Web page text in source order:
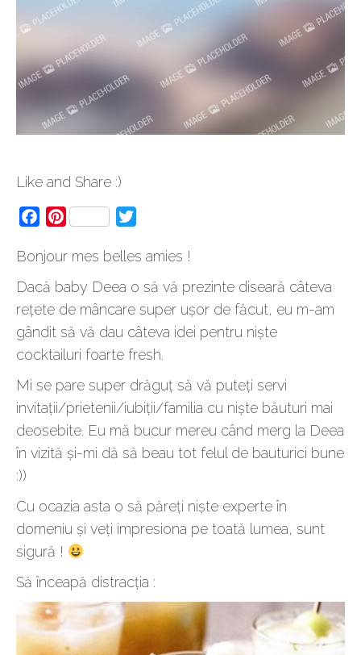
Like and Share :)
FacebookPinterest
Bonjour mes belles amies !
Dacă baby Deea o să vă prezinte diseară câteva
rețete de mâncare super ușor de făcut, eu m-am
gândit să vă dau câteva idei pentru niște
cocktailuri foarte fresh.
Mi se pare super drăguț să vă puteți servi
invitații/prietenii/iubiții/familia cu niște băuturi mai
deosebite. Eu mă bucur mereu când merg la Deea
în vizită și-mi dă să beau tot felul de bauturici bune
:))
Cu ocazia asta o să păreți niște experte în
domeniu și veți impresiona pe toată lumea, sunt
sigură !
Să înceapă distracția :